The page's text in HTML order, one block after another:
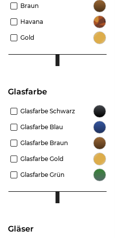
Braun
Havana
Gold
Glasfarbe
Glasfarbe Schwarz
Glasfarbe Blau
Glasfarbe Braun
Glasfarbe Gold
Glasfarbe Grün
Gläser